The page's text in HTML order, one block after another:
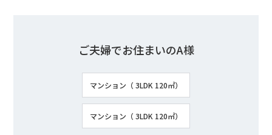
ご夫婦でお住まいのA様
マンション（ 3LDK 120㎡）
マンション（ 3LDK 120㎡）